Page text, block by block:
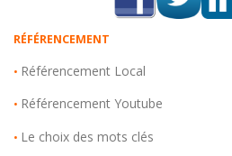
RÉFÉRENCEMENT
• Référencement Local
• Référencement Youtube
• Le choix des mots clés